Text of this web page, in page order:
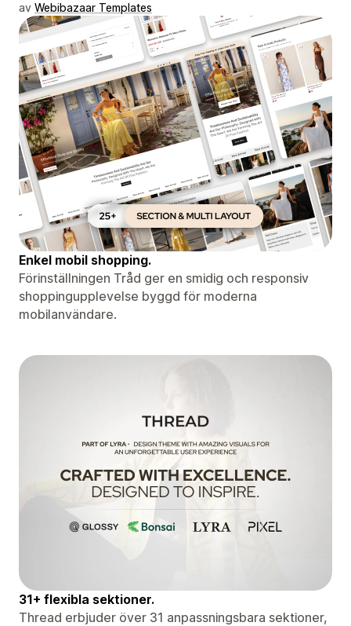
av Webibazaar Templates
Enkel mobil shopping.
Förinställningen Tråd ger en smidig och responsiv
shoppingupplevelse byggd för moderna
mobilanvändare.
31+ flexibla sektioner.
Thread erbjuder över 31 anpassningsbara sektioner,